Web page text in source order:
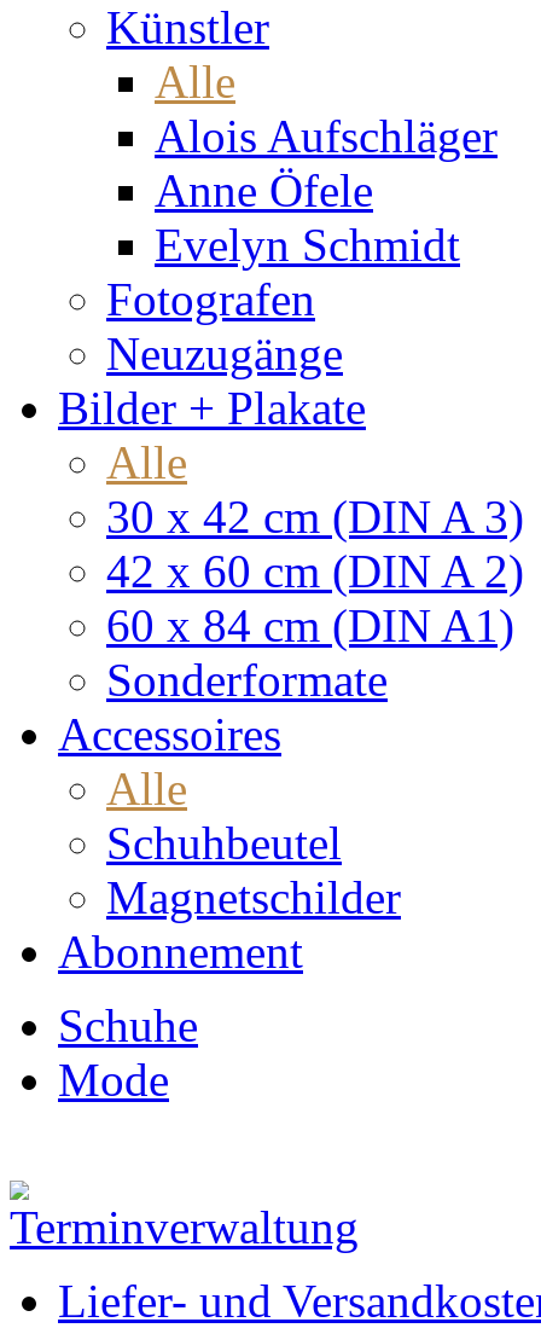
Künstler
Alle
Alois Aufschläger
Anne Öfele
Evelyn Schmidt
Fotografen
Neuzugänge
Bilder + Plakate
Alle
30 x 42 cm (DIN A 3)
42 x 60 cm (DIN A 2)
60 x 84 cm (DIN A1)
Sonderformate
Accessoires
Alle
Schuhbeutel
Magnetschilder
Abonnement
Schuhe
Mode
Liefer- und